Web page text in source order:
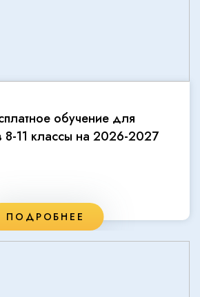
обучение для
8-11 классы на 2026-2027
ПОДРОБНЕЕ